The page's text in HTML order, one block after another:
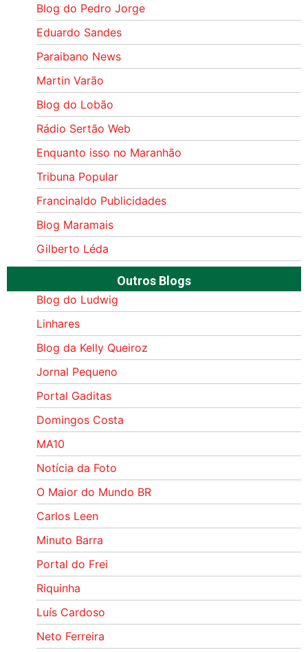
Blog do Pedro Jorge
Eduardo Sandes
Paraibano News
Martin Varão
Blog do Lobão
Rádio Sertão Web
Enquanto isso no Maranhão
Tribuna Popular
Francinaldo Publicidades
Blog Maramais
Gilberto Léda
Outros Blogs
Blog do Ludwig
Linhares
Blog da Kelly Queiroz
Jornal Pequeno
Portal Gaditas
Domingos Costa
MA10
Notícia da Foto
O Maior do Mundo BR
Carlos Leen
Minuto Barra
Portal do Frei
Riquinha
Luís Cardoso
Neto Ferreira